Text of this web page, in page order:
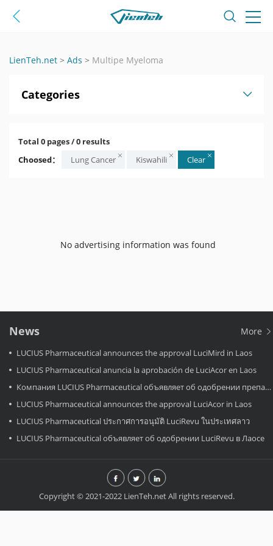
LienTeh.net > Ads > Multipe Myeloma
Categories
Total 0 pages / 0 results
Choosed：
Lung Cancer Kiswahili Clear
No advertising information was found
News More
LUCIUS Pharmaceutical announces the approval LuciMird in Laos
LUCIUS Pharmaceutical anuncia la aprobación de LuciAcor en Laos
Компания LUCIUS Pharmaceutical объявляет об одобрении препарата LuciAcor в Лаосе.
LUCIUS Pharmaceutical announces the approval LuciAcor in Laos
LUCIUS Pharmaceutical ประกาศการอนุมัติ LuciRevu ในประเทศลาว
LUCIUS Pharmaceutical объявляет об одобрении LuciRevu в Лаосе
Copyright © 2021-2022 LienTeh.net All rights reserved.